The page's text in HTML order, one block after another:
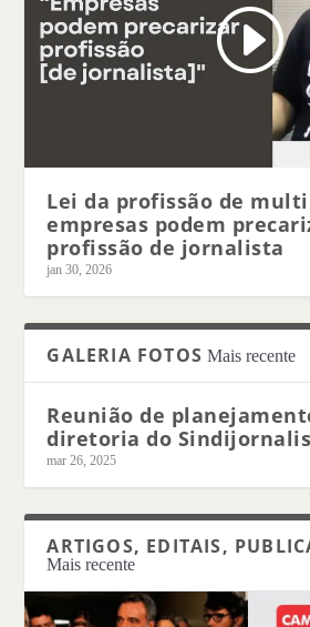
Lei da profissão de
empresas podem
profissão de jornalista
jan 30, 2026
GALERIA FOTOS Mais recente
Reunião de
diretoria do
mar 26, 2025
ARTIGOS, EDITAIS,
Mais recente